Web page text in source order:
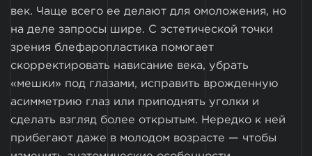
век. Чаще всего ее делают для омоложения, но
на деле запросы шире. С эстетической точки
зрения блефаропластика помогает
скорректировать нависание века, убрать
«мешки» под глазами, исправить врожденную
асимметрию глаз или приподнять уголки и
сделать взгляд более открытым. Нередко к ней
прибегают даже в молодом возрасте — чтобы